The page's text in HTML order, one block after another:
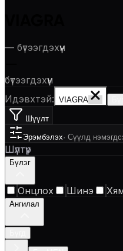
— бүтээгдэхүүн
бүтээгдэхүүн
Идэвхтэй: VIAGRA
Шүүлт
Эрэмбэлэх· Сүүлд
Шүүлтүүр
Бүлэг
Онцлох Шинэ
Ангилал